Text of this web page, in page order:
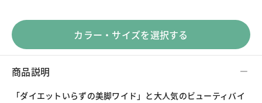
カラー・サイズを選択する
商品説明
「ダイエットいらずの美脚ワイド」と大人気のビューティバイ